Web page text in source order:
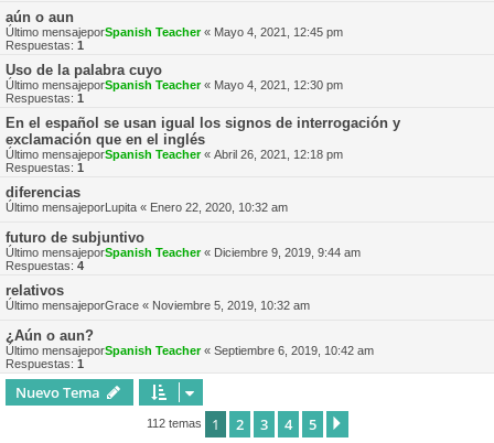
aún o aun
Último mensajeporSpanish Teacher« Mayo 4, 2021, 12:45 pm
Respuestas: 1
Uso de la palabra cuyo
Último mensajeporSpanish Teacher« Mayo 4, 2021, 12:30 pm
Respuestas: 1
En el español se usan igual los signos de interrogación y
exclamación que en el inglés
Último mensajeporSpanish Teacher« Abril 26, 2021, 12:18 pm
Respuestas: 1
diferencias
Último mensajeporLupita « Enero 22, 2020, 10:32 am
futuro de subjuntivo
Último mensajeporSpanish Teacher« Diciembre 9, 2019, 9:44 am
Respuestas: 4
relativos
Último mensajeporGrace « Noviembre 5, 2019, 10:32 am
¿Aún o aun?
Último mensajeporSpanish Teacher« Septiembre 6, 2019, 10:42 am
Respuestas: 1
Nuevo Tema
112 temas 1 2 3 4 5